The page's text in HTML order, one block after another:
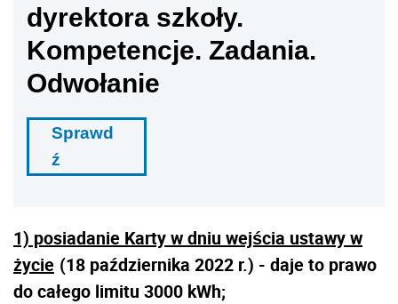
dyrektora szkoły.
Kompetencje. Zadania.
Odwołanie
Sprawd
ź
1) posiadanie Karty w dniu wejścia ustawy w
życie (18 października 2022 r.) - daje to prawo
do całego limitu 3000 kWh;